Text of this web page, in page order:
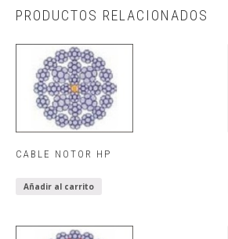
PRODUCTOS RELACIONADOS
CABLE NOTOR HP
Añadir al carrito